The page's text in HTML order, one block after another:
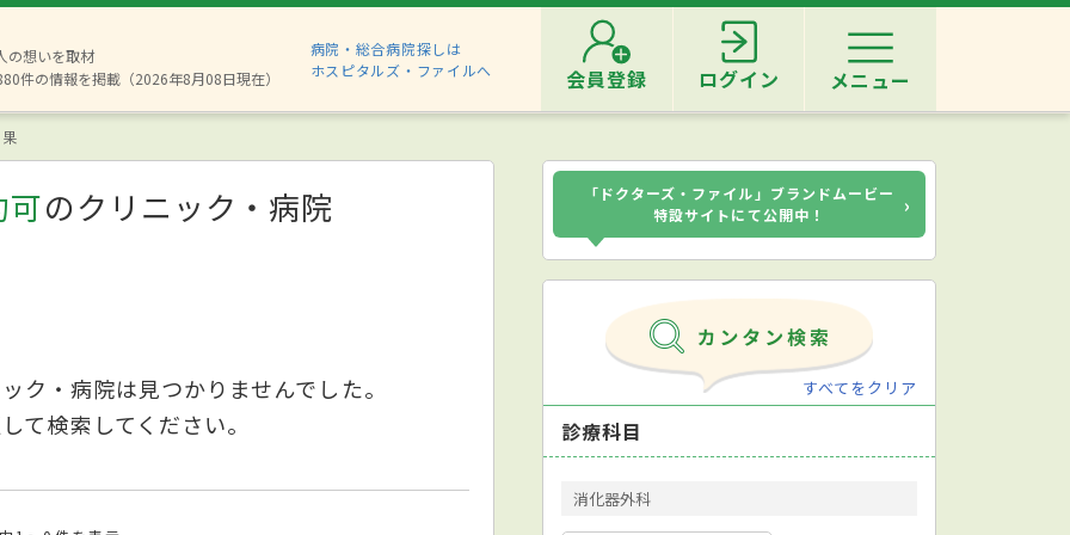
の想いを取材
件の情報を掲載（2026年8月08日現在）
病院・総合病院探しは
ホスピタルズ・ファイルへ
会員登録 ログイン メニュー
可のクリニック・病院
ク・病院は見つかりませんでした。
て検索してください。
「ドクターズ・ファイル」ブランドムービー
特設サイトにて公開中！
›
すべてをクリア
診療科目
消化器外科